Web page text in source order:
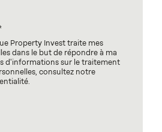
Property Invest traite mes
dans le but de répondre à ma
d'informations sur le traitement
consultez notre